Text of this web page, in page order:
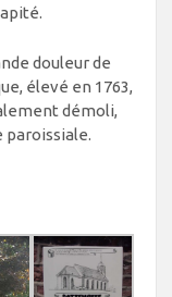
douleur de
élevé en 1763,
démoli,
paroissiale.